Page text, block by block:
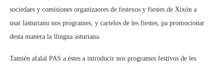
sociedaes y comisiones organizaores de festexos y fiestes de Xixón a
usar lasturianu nos programes, y cartelos de les fiestes, pa promocionar
desta manera la llingua asturiana.
Tamién afalal PAS a éstes a introducir nos programes festivos de les